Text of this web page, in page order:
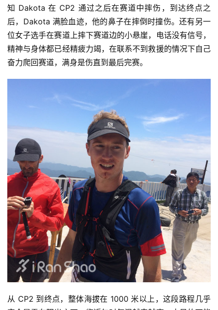
知 Dakota 在 CP2 通过之后在赛道中摔伤，到达终点之
后，Dakota 满脸血迹，他的鼻子在摔倒时撞伤。还有另一
位女子选手在赛道上摔下赛道边的小悬崖，电话没有信号，
精神与身体都已经精疲力竭，在联系不到救援的情况下自己
奋力爬回赛道，满身是伤直到最后完赛。
从 CP2 到终点，整体海拔在 1000 米以上，这段路程几乎